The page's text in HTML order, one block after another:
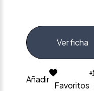
Ver ficha
Añadir
Favoritos